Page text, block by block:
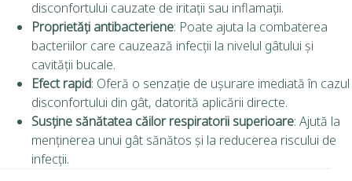
disconfortului cauzate de iritații sau inflamații.
Proprietăți antibacteriene: Poate ajuta la combaterea
bacteriilor care cauzează infecții la nivelul gâtului și
cavității bucale.
Efect rapid: Oferă o senzație de ușurare imediată în cazul
disconfortului din gât, datorită aplicării directe.
Susține sănătatea căilor respiratorii superioare: Ajută la
menținerea unui gât sănătos și la reducerea riscului de
infecții.